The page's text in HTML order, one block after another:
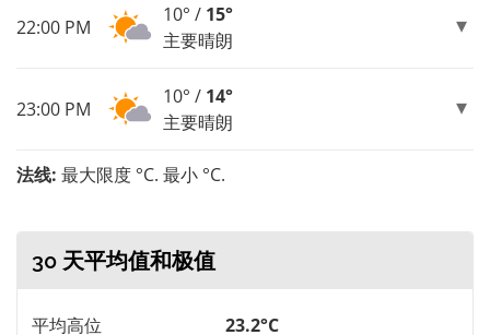
22:00 PM
10° / 15°
主要晴朗
23:00 PM
10° / 14°
主要晴朗
法线: 最大限度 °C. 最小 °C.
30 天平均值和极值
平均高位
23.2°C